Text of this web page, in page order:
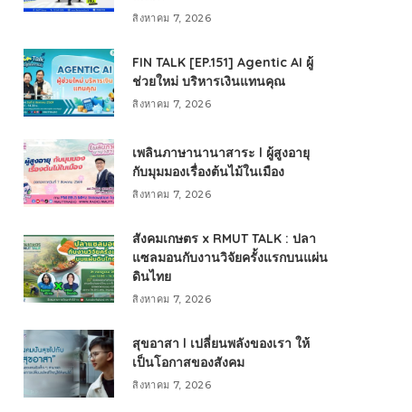
สิงหาคม 7, 2026
FIN TALK [EP.151] Agentic AI ผู้
ช่วยใหม่ บริหารเงินแทนคุณ
สิงหาคม 7, 2026
เพลินภาษานานาสาระ l ผู้สูงอายุ
กับมุมมองเรื่องต้นไม้ในเมือง
สิงหาคม 7, 2026
สังคมเกษตร x RMUT TALK : ปลา
แซลมอนกับงานวิจัยครั้งแรกบนแผ่น
ดินไทย
สิงหาคม 7, 2026
สุขอาสา l เปลี่ยนพลังของเรา ให้
เป็นโอกาสของสังคม
สิงหาคม 7, 2026